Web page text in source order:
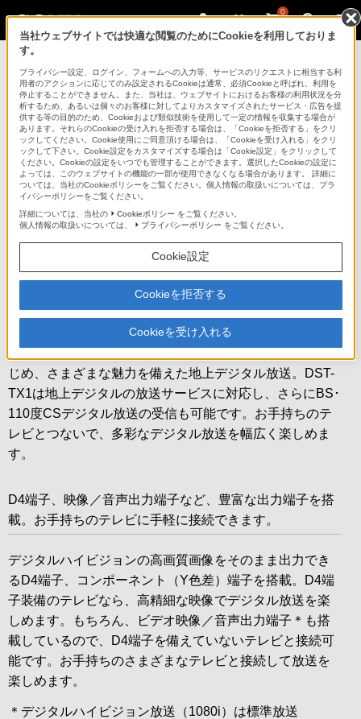
0
DST-TX1
デジタルCSチューナー
サイトマップ
DST-TX1
地上・ BS・110度CSデジタルハイビジョンチューナー DST-TX1
商品の特長
地上デジタルの放送サービス、BS・110度CSデジタルに
対応。
じめ、さまざまな魅力を備えた地上デジタル放送。DST-
TX1は地上デジタルの放送サービスに対応し、さらにBS･
110度CSデジタル放送の受信も可能です。お手持ちのテ
レビとつないで、多彩なデジタル放送を幅広く楽しめま
す。
D4端子、映像／音声出力端子など、豊富な出力端子を搭
載。お手持ちのテレビに手軽に接続できます。
デジタルハイビジョンの高画質画像をそのまま出力でき
るD4端子、コンポーネント（Y色差）端子を搭載。D4端
子装備のテレビなら、高精細な映像でデジタル放送を楽
しめます。もちろん、ビデオ映像／音声出力端子＊も搭
載しているので、D4端子を備えていないテレビと接続可
能です。お手持ちのさまざまなテレビと接続して放送を
楽しめます。
＊デジタルハイビジョン放送（1080i）は標準放送
当社ウェブサイトでは快適な閲覧のためにCookieを利用しておりま
す。
プライバシー設定、ログイン、フォームへの入力等、サービスのリクエストに相当する利
用者のアクションに応じてのみ設定されるCookieは通常、必須Cookieと呼ばれ、利用を
停止することができません。また、当社は、ウェブサイトにおけるお客様の利用状況を分
析するため、あるいは個々のお客様に対してよりカスタマイズされたサービス・広告を提
供する等の目的のため、Cookieおよび類似技術を使用して一定の情報を収集する場合が
あります。それらのCookieの受け入れを拒否する場合は、「Cookieを拒否する」をクリ
ックしてください。Cookie使用にご同意頂ける場合は、「Cookieを受け入れる」をクリ
ックして下さい。Cookie設定をカスタマイズする場合は「Cookie設定」をクリックして
ください。Cookieの設定をいつでも管理することができます。選択したCookieの設定に
よっては、このウェブサイトの機能の一部が使用できなくなる場合があります。 詳細に
ついては、当社のCookieポリシーをご覧ください。個人情報の取扱いについては、プラ
イバシーポリシーをご覧ください。
詳細については、当社の
Cookieポリシー をご覧ください。
個人情報の取扱いについては、
プライバシーポリシー をご覧ください。
Cookie設定
Cookieを拒否する
Cookieを受け入れる